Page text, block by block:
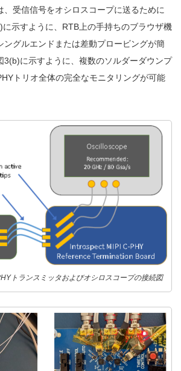
、受信信号をオシロスコープに送るために
示すように、RTB上の手持ちのブラウザ機
ングルエンドまたは差動プロービングが簡
3(b)に示すように、複数のソルダーダウンプ
トリオ全体の完全なモニタリングが可能
トランスミッタおよびオシロスコープの接続図